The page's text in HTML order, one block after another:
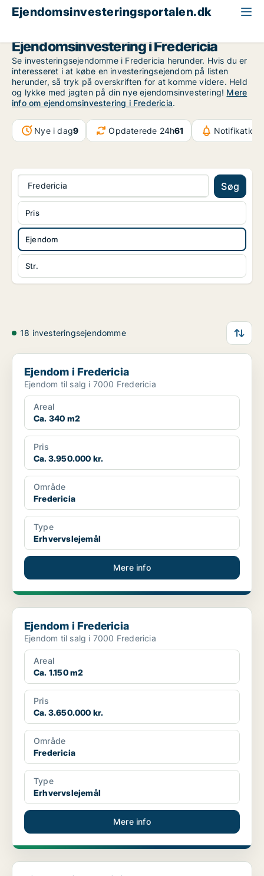
Ejendomsinvesteringsportalen.dk
Ejendomsinvestering i Fredericia
Se investeringsejendomme i Fredericia herunder. Hvis du er
interesseret i at købe en investeringsejendom på listen
herunder, så tryk på overskriften for at komme videre. Held
og lykke med jagten på din nye ejendomsinvestering! Mere
info om ejendomsinvestering i Fredericia.
Nye i dag9 Opdaterede 24h61
Fredericia Søg
Ejendom
Str.
Pris
18 investeringsejendomme
Ejendom i Fredericia
Ejendom i Fredericia
Ejendom til salg i 7000 Fredericia
Areal
Ca. 340 m2
Pris
Ca. 3.950.000 kr.
Område
Fredericia
Type
Erhvervslejemål
Mere info
Ejendom i Fredericia
Ejendom i Fredericia
Ejendom til salg i 7000 Fredericia
Areal
Ca. 1.150 m2
Pris
Ca. 3.650.000 kr.
Område
Fredericia
Type
Erhvervslejemål
Mere info
Ejendom i Fredericia